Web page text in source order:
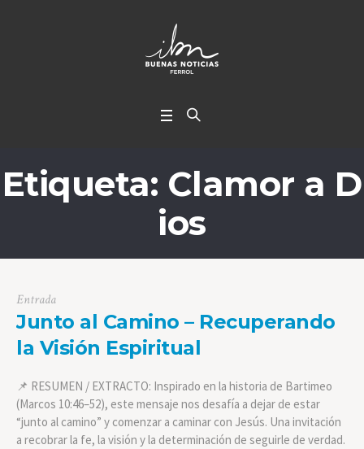
Etiqueta: Clamor a D
ios
Entrada
Junto al Camino – Recuperando
la Visión Espiritual
📌 RESUMEN / EXTRACTO: Inspirado en la historia de Bartimeo
(Marcos 10:46–52), este mensaje nos desafía a dejar de estar
“junto al camino” y comenzar a caminar con Jesús. Una invitación
a recobrar la fe, la visión y la determinación de seguirle de verdad.